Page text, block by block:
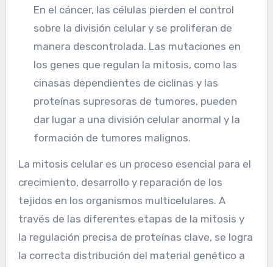
En el cáncer, las células pierden el control
sobre la división celular y se proliferan de
manera descontrolada. Las mutaciones en
los genes que regulan la mitosis, como las
cinasas dependientes de ciclinas y las
proteínas supresoras de tumores, pueden
dar lugar a una división celular anormal y la
formación de tumores malignos.
La mitosis celular es un proceso esencial para el
crecimiento, desarrollo y reparación de los
tejidos en los organismos multicelulares. A
través de las diferentes etapas de la mitosis y
la regulación precisa de proteínas clave, se logra
la correcta distribución del material genético a